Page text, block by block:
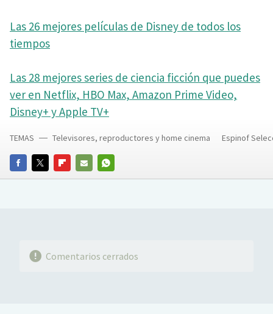
Las 26 mejores películas de Disney de todos los
tiempos
Las 28 mejores series de ciencia ficción que puedes
ver en Netflix, HBO Max, Amazon Prime Video,
Disney+ y Apple TV+
FACEBOOKTWITTERFLIPBOARD
E-
WHATSAPP
TEMAS Televisores, reproductores y home cinema Espinof
Comentarios cerrados